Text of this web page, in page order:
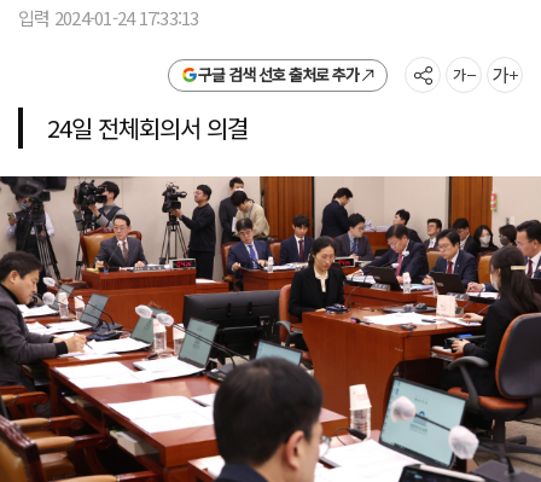
입력 2024-01-24 17:33:13
구글 검색 선호 출처로 추가
24일 전체회의서 의결